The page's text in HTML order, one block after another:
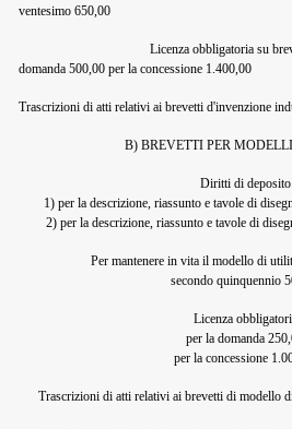
ventesimo 650,00
Licenza obbligatoria su
domanda 500,00 per la concessione 1.400,00
Trascrizioni di atti relativi ai brevetti d'invenzione
B) BREVETTI PER
Diritti di deposito
1) per la descrizione, riassunto e tavole di
2) per la descrizione, riassunto e tavole di
Per mantenere in vita il modello di
secondo quinquennio
Licenza
per la domanda
per la concessione
Trascrizioni di atti relativi ai brevetti di modello